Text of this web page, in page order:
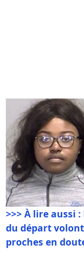
>>> À lire aussi
du départ
proches en